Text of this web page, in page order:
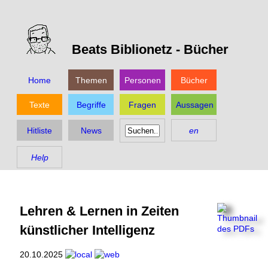
Beats Biblionetz - Bücher
Home Themen Personen Bücher
Texte Begriffe Fragen Aussagen
Hitliste News en
Help
Lehren & Lernen in Zeiten
künstlicher Intelligenz
20.10.2025